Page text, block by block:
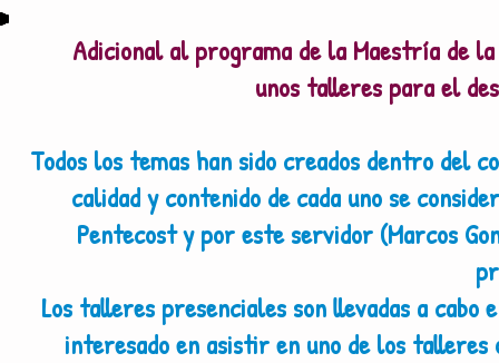
Adicional al programa de la Maestría de
unos talleres para el
Todos los temas han sido creados dentro del
calidad y contenido de cada uno se
Pentecost y por este servidor (Marcos
Los talleres presenciales son llevadas a
interesado en asistir en uno de los